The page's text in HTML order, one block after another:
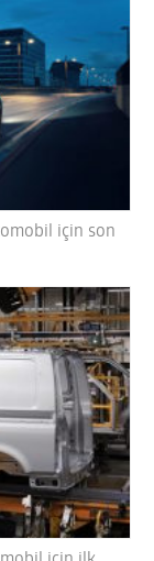
için son